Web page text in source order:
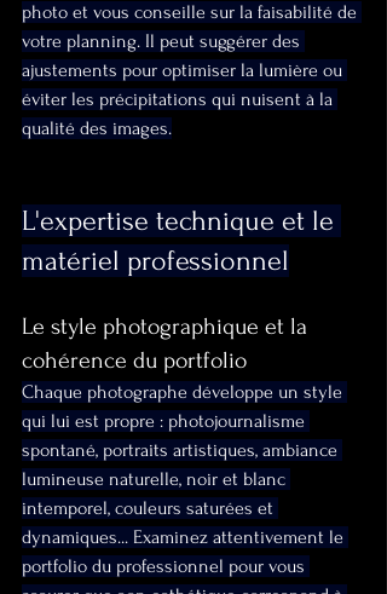
photo et vous conseille sur la faisabilité de
votre planning. Il peut suggérer des
ajustements pour optimiser la lumière ou
éviter les précipitations qui nuisent à la
qualité des images.
L'expertise technique et le
matériel professionnel
Le style photographique et la
cohérence du portfolio
Chaque photographe développe un style
qui lui est propre : photojournalisme
spontané, portraits artistiques, ambiance
lumineuse naturelle, noir et blanc
intemporel, couleurs saturées et
dynamiques... Examinez attentivement le
portfolio du professionnel pour vous